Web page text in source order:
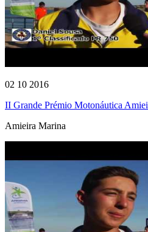
02 10 2016
II Grande Prémio Motonáutica
Amieira Marina